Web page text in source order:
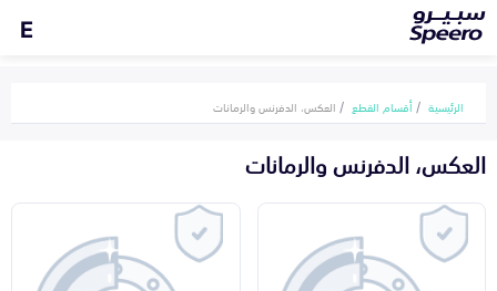
E
الرئيسية أقسام القطع العكس، الدفرنس والرمانات
العكس، الدفرنس والرمانات